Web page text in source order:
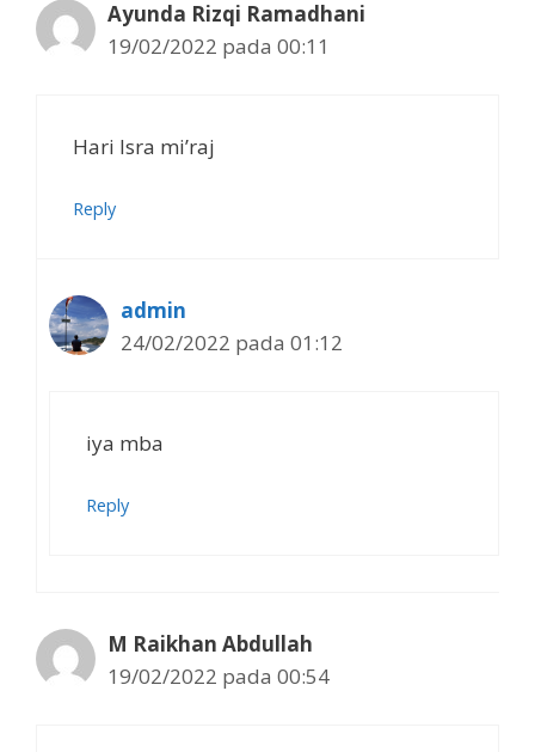
Ayunda Rizqi Ramadhani
19/02/2022 pada 00:11
Hari Isra mi’raj
Reply
admin
24/02/2022 pada 01:12
iya mba
Reply
M Raikhan Abdullah
19/02/2022 pada 00:54